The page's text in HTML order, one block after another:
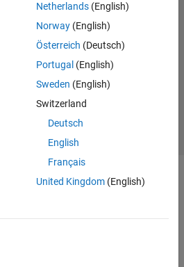
Netherlands(English)
Norway(English)
Österreich (Deutsch)
Portugal (English)
Sweden (English)
Switzerland
Deutsch
English
Français
United Kingdom(English)
Marcas comerciales
Antipiratería
Estado de las aplicaciones
Inc.
Seleccione un país/